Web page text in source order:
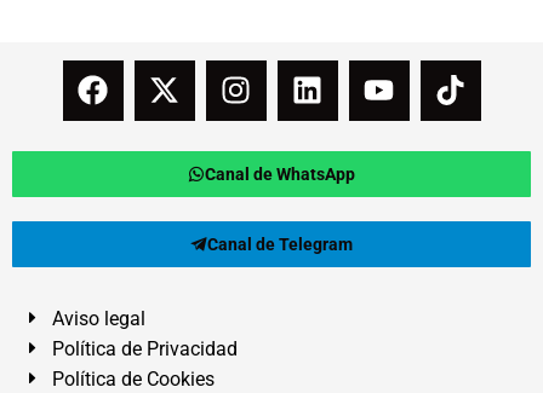
Canal de WhatsApp
Canal de Telegram
Aviso legal
Política de Privacidad
Política de Cookies